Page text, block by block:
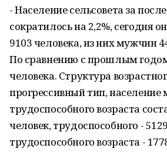
- Население сельсовета за
сократилось на 2,2%, сегодня
9103 человека, из них мужчин
По сравнению с прошлым
человека. Структура
прогрессивный тип,
трудоспособного возраста
человек, трудоспособного -
трудоспособного возраста -